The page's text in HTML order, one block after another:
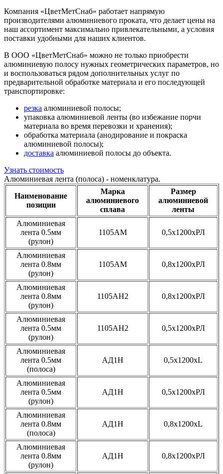
Компания «ЦветМетСнаб» работает напрямую
производителями алюминиевого проката, что делает цены на
наш ассортимент максимально привлекательными, а условия
поставки удобными для наших клиентов.
В ООО «ЦветМетСнаб» можно не только приобрести
алюминиевую полосу нужных геометрических параметров, но
и воспользоваться рядом дополнительных услуг по
предварительной обработке материала и его последующей
транспортировке:
резка алюминиевой полосы;
упаковка алюминиевой ленты (во избежание порчи
материала во время перевозки и хранения);
обработка материала (анодирование и покраска
алюминиевой полосы);
доставка алюминиевой полосы до объекта.
Узнать стоимость
Алюминиевая лента (полоса) - номенклатура.
Наименование
позиции
Марка
алюминиевого
сплава
Размер
алюминиевой
ленты
Алюминиевая
лента 0.5мм
(рулон)
1105АМ 0,5х1200хРЛ
Алюминиевая
лента 0.8мм
(рулон)
1105АМ 0,8х1200хРЛ
Алюминиевая
лента 0.8мм
(рулон)
1105АН2 0,8х1200хРЛ
Алюминиевая
лента 0.5мм
(рулон)
1105АН2 0,5х1200хРЛ
Алюминиевая
лента 0.5мм
(полоса)
АД1Н 0,5x1200xL
Алюминиевая
лента 0.5мм
(рулон)
АД1Н 0,5x1200xРЛ
Алюминиевая
лента 0.8мм
(полоса)
АД1Н 0,8x1200xL
Алюминиевая
лента 0.8мм
(рулон)
АД1Н 0,8x1200xРЛ